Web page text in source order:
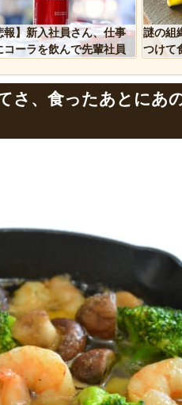
」トランプ、国防総省職員数千人
お煽り運転など盛りだくさん
「居眠り運転かな？」→
【誰!?】インドで道に迷
【悲報】元TOKIO長瀬智
みんなは職場のBBQなに
報】新入社員さん、仕事
コーラを飲んで先輩社員
謎の組
つけて
さ、食ったあとにあ